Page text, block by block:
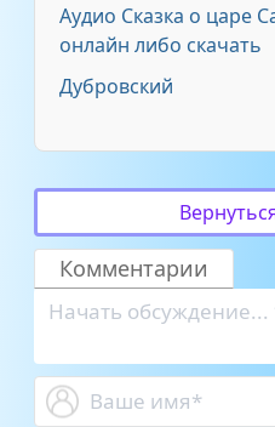
Аудио Сказка о царе
онлайн либо скачать
Дубровский
Комментарии